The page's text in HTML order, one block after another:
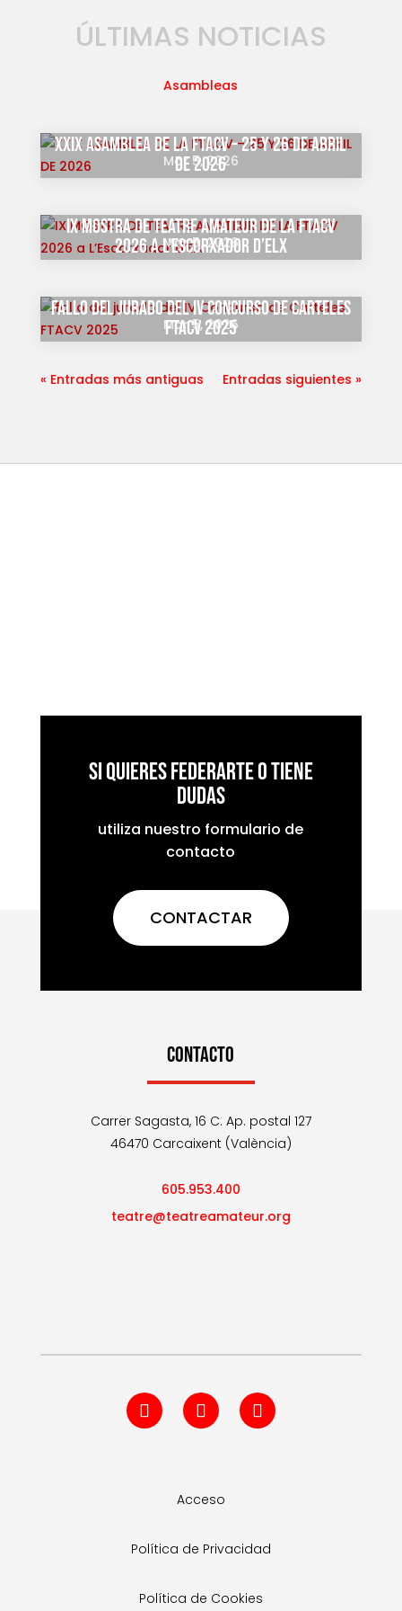
ÚLTIMAS NOTICIAS
Asambleas
XXIX ASAMBLEA DE LA FTACV – 25 Y 26 DE ABRIL
DE 2026
Mar 5, 2026
IX MOSTRA DE TEATRE AMATEUR DE LA FTACV
2026 a L’Escorxador d’Elx
Mar 5, 2026
fallo del jurado del IV Concurso de Carteles
FTACV 2025
Mar 5, 2026
« Entradas más antiguas Entradas siguientes »
Si quieres federarte o tiene
dudas
utiliza nuestro formulario de
contacto
CONTACTAR
CONTACTO
Carrer Sagasta, 16 C. Ap. postal 127
46470 Carcaixent (València)
605.953.400
teatre@teatreamateur.org
Acceso
Política de Privacidad
Política de Cookies